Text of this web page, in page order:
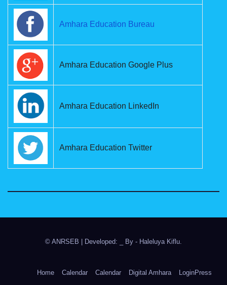
Amhara Education Bureau
Amhara Education Google Plus
Amhara Education LinkedIn
Amhara Education Twitter
© ANRSEB Developed: _ By - Haleluya Kiflu
Home Calendar Calendar Digital Amhara LoginPress